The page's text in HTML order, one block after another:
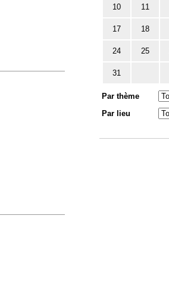
10 11
17 18
24 25
31
Par thème
Par lieu